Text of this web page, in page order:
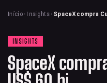
Início › Insights › SpaceX compra
INSIGHTS
SpaceX